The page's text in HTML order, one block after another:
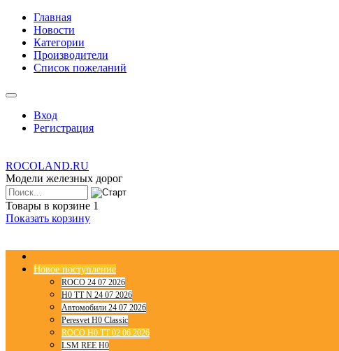
Главная
Новости
Категории
Производители
Список пожеланий
Вход
Регистрация
ROCOLAND.RU
Модели железных дорог
Товары в корзине 1
Показать корзину
Новое поступление
ROCO 24 07 2026
H0 TT N 24 07 2026
Автомобили 24 07 2026
Peresvet H0 Classic
ROCO H0 TT 02 06 2026
LSM REE H0